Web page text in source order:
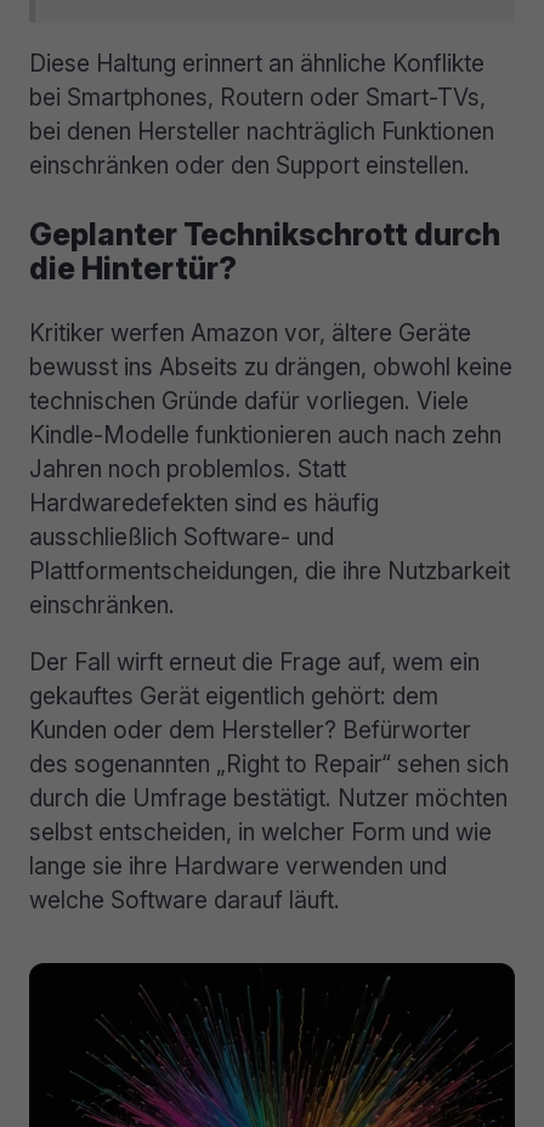
Diese Haltung erinnert an ähnliche Konflikte
bei Smartphones, Routern oder Smart-TVs,
bei denen Hersteller nachträglich Funktionen
einschränken oder den Support einstellen.
Geplanter Technikschrott durch
die Hintertür?
Kritiker werfen Amazon vor, ältere Geräte
bewusst ins Abseits zu drängen, obwohl keine
technischen Gründe dafür vorliegen. Viele
Kindle-Modelle funktionieren auch nach zehn
Jahren noch problemlos. Statt
Hardwaredefekten sind es häufig
ausschließlich Software- und
Plattformentscheidungen, die ihre Nutzbarkeit
einschränken.
Der Fall wirft erneut die Frage auf, wem ein
gekauftes Gerät eigentlich gehört: dem
Kunden oder dem Hersteller? Befürworter
des sogenannten „Right to Repair“ sehen sich
durch die Umfrage bestätigt. Nutzer möchten
selbst entscheiden, in welcher Form und wie
lange sie ihre Hardware verwenden und
welche Software darauf läuft.